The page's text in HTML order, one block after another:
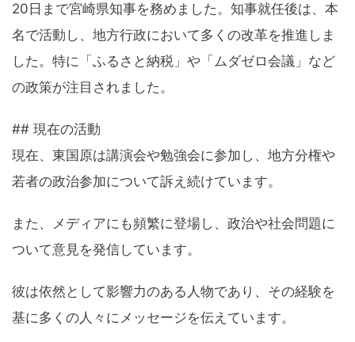
20日まで宮崎県知事を務めました。知事就任後は、本
名で活動し、地方行政において多くの改革を推進しま
した。特に「ふるさと納税」や「ムダゼロ会議」など
の政策が注目されました。
## 現在の活動
現在、東国原は講演会や勉強会に参加し、地方分権や
若者の政治参加について訴え続けています。
また、メディアにも頻繁に登場し、政治や社会問題に
ついて意見を発信しています。
彼は依然として影響力のある人物であり、その経験を
基に多くの人々にメッセージを伝えています。